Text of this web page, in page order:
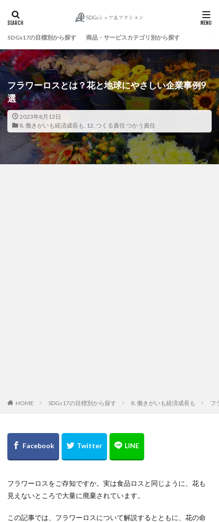
SDGs17の目標別から探す 商品・サービスカテゴリ別から探す
フラワーロスとは？花と地球にやさしい企業事例9
選
2023年8月12日
8. 働きがいも経済成長も, 12. つくる責任 つかう責任
HOME SDGs17の目標別から探す 8. 働きがいも経済成長も フ
フラワーロスをご存知ですか。実は食品ロスと同じように、花も
見えないところで大量に廃棄されています。
この記事では、フラワーロスについて解説するとともに、花の命
検索